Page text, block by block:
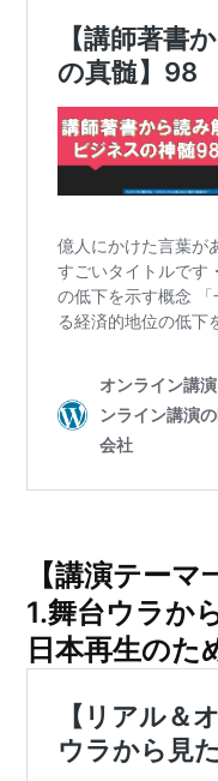
【講演テーマ
1.舞台ウラか
日本再生のた